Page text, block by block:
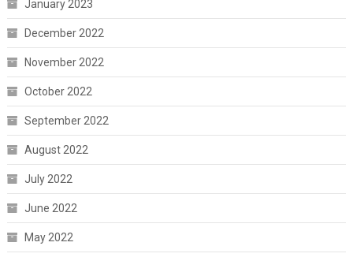
January 2023
December 2022
November 2022
October 2022
September 2022
August 2022
July 2022
June 2022
May 2022